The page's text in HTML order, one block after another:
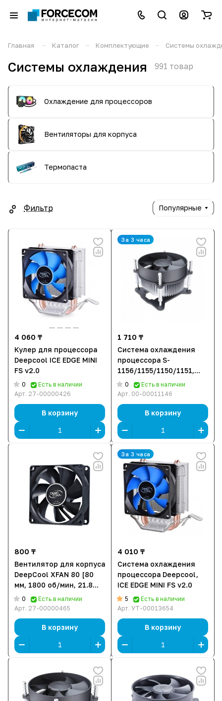
Главная – Каталог – Комплектующие – Системы
Системы охлаждения 991 товар
Охлаждение для процессоров
Вентиляторы для корпуса
Термопаста
Фильтр Популярные
4 060 ₸
Кулер для процессора
Deepcool ICE EDGE MINI
FS v2.0
0
Есть в наличии
Арт. 27-00000426
В корзину
За 3 часа
1 710 ₸
Система охлаждения
процессора S-
1156/1155/1150/1151,
DeepCool CK-11508 DP-
ICAS-CK11508
0
Есть в наличии
Арт. 00-00011146
В корзину
800 ₸
Вентилятор для корпуса
DeepCool XFAN 80 [80
мм, 1800 об/мин, 21.8
CFM, 20.3 дБ]
0
Есть в наличии
Арт. 27-00000465
В корзину
За 3 часа
4 010 ₸
Система охлаждения
процессора Deepcool,
ICE EDGE MINI FS v2.0
5
Есть в наличии
Арт. УТ-00013654
В корзину